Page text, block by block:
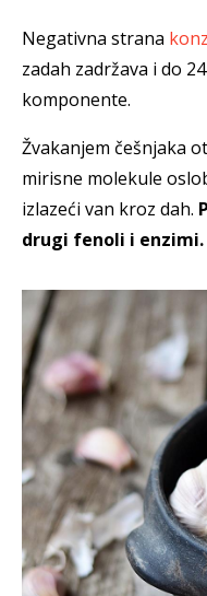
Negativna strana
zadah zadržava i do
komponente.
Žvakanjem češnjaka
mirisne molekule
izlazeći van kroz dah.
drugi fenoli i enzimi.